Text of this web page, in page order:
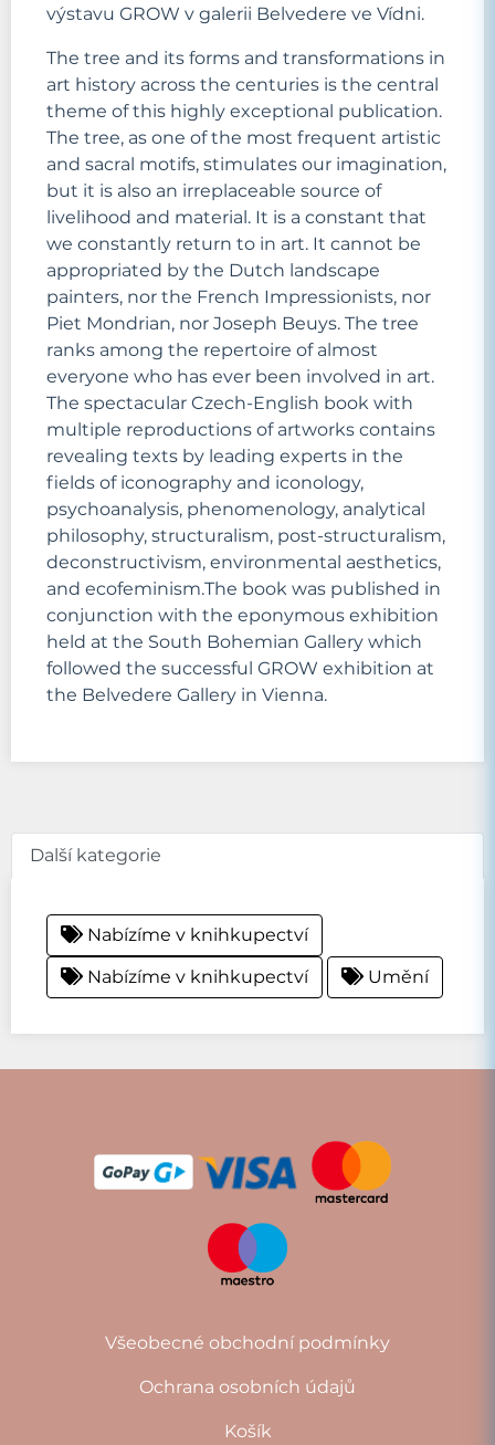
výstavu GROW v galerii Belvedere ve Vídni.
The tree and its forms and transformations in
art history across the centuries is the central
theme of this highly exceptional publication.
The tree, as one of the most frequent artistic
and sacral motifs, stimulates our imagination,
but it is also an irreplaceable source of
livelihood and material. It is a constant that
we constantly return to in art. It cannot be
appropriated by the Dutch landscape
painters, nor the French Impressionists, nor
Piet Mondrian, nor Joseph Beuys. The tree
ranks among the repertoire of almost
everyone who has ever been involved in art.
The spectacular Czech-English book with
multiple reproductions of artworks contains
revealing texts by leading experts in the
fields of iconography and iconology,
psychoanalysis, phenomenology, analytical
philosophy, structuralism, post-structuralism,
deconstructivism, environmental aesthetics,
and ecofeminism.The book was published in
conjunction with the eponymous exhibition
held at the South Bohemian Gallery which
followed the successful GROW exhibition at
the Belvedere Gallery in Vienna.
Další kategorie
Nabízíme v knihkupectví
Nabízíme v knihkupectví
Umění
Všeobecné obchodní podmínky
Ochrana osobních údajů
Košík